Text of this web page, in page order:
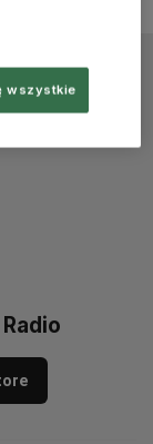
wszystkie